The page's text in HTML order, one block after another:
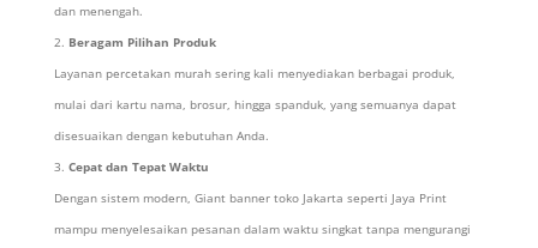
dan menengah.
Beragam Pilihan Produk
Layanan percetakan murah sering kali menyediakan berbagai produk,
mulai dari kartu nama, brosur, hingga spanduk, yang semuanya dapat
disesuaikan dengan kebutuhan Anda.
Cepat dan Tepat Waktu
Dengan sistem modern, Giant banner toko Jakarta seperti Jaya Print
mampu menyelesaikan pesanan dalam waktu singkat tanpa mengurangi